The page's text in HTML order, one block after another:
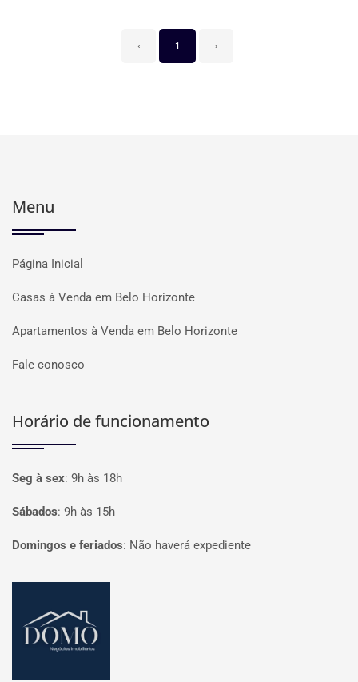
‹ 1 ›
Menu
Página Inicial
Casas à Venda em Belo Horizonte
Apartamentos à Venda em Belo Horizonte
Fale conosco
Horário de funcionamento
Seg à sex: 9h às 18h
Sábados: 9h às 15h
Domingos e feriados: Não haverá expediente